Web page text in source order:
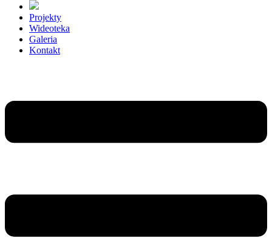
Projekty
Wideoteka
Galeria
Kontakt